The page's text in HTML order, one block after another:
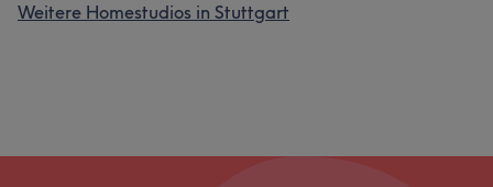
Weitere Homestudios in Stuttgart